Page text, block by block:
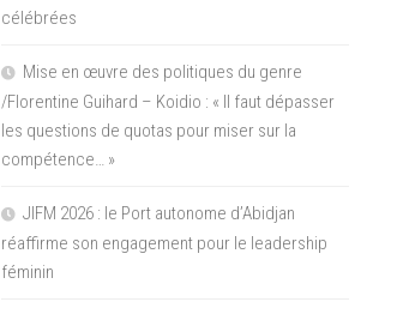
célébrées
Mise en œuvre des politiques du genre
/Florentine Guihard – Koidio : « Il faut dépasser
les questions de quotas pour miser sur la
compétence… »
JIFM 2026 : le Port autonome d’Abidjan
réaffirme son engagement pour le leadership
féminin